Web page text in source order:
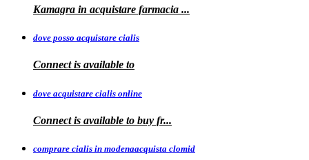
Kamagra in acquistare farmacia ...
dove posso acquistare cialis
Connect is available to
dove acquistare cialis online
Connect is available to buy fr...
comprare cialis in modenaacquista clomid